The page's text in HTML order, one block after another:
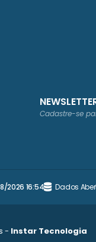
Cadastre-se
2026 16:54 Dados
- Instar Tecnologia